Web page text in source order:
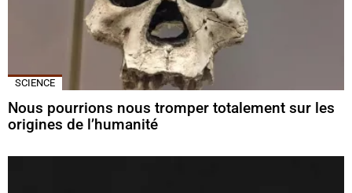
SCIENCE
Nous pourrions nous tromper totalement sur les
origines de l’humanité